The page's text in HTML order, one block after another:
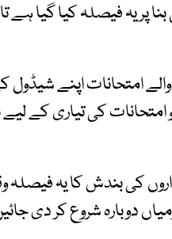
پر یہ فیصلہ کیا گیا ہے
امتحانات اپنے شیڈول
کی تیاری کے
کی بندش کا یہ فیصلہ
دوبارہ شروع کر دی